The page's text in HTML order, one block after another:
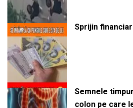
Sprijin
Semnele
colon pe care